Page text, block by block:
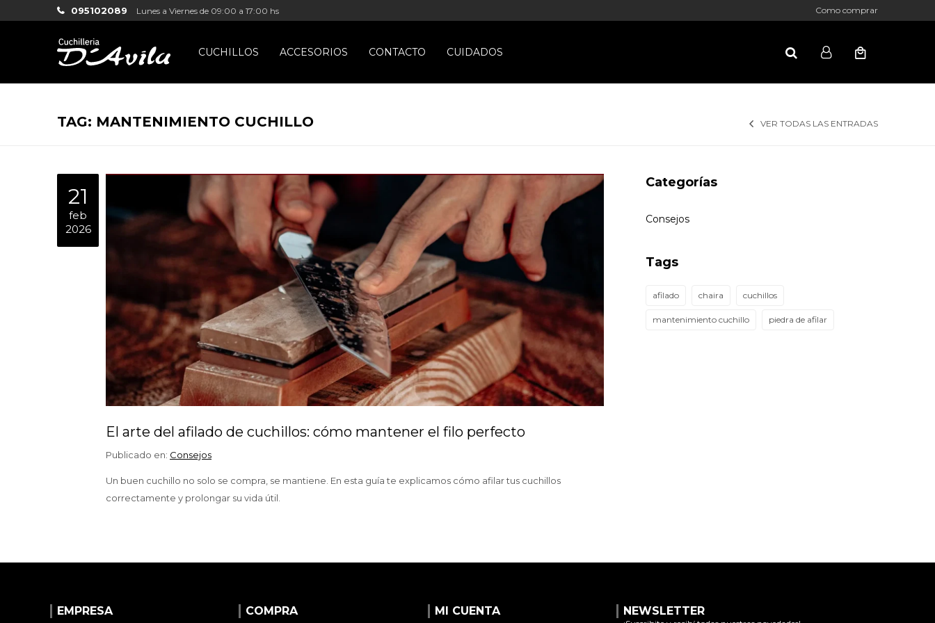
CUCHILLOS ACCESORIOS CONTACTO CUIDADOS
095102089 Lunes a Viernes de 09:00 a 17:00 hs Como comprar
TAG: MANTENIMIENTO CUCHILLO VER TODAS LAS ENTRADAS
El arte del afilado de cuchillos: cómo mantener el filo perfecto
21
feb
2026
Publicado en: Consejos
Un buen cuchillo no solo se compra, se mantiene. En esta guía te explicamos cómo afilar tus cuchillos
correctamente y prolongar su vida útil.
Categorías
Consejos
Tags
afilado chaira cuchillos
mantenimiento cuchillo piedra de afilar
EMPRESA COMPRA MI CUENTA NEWSLETTER